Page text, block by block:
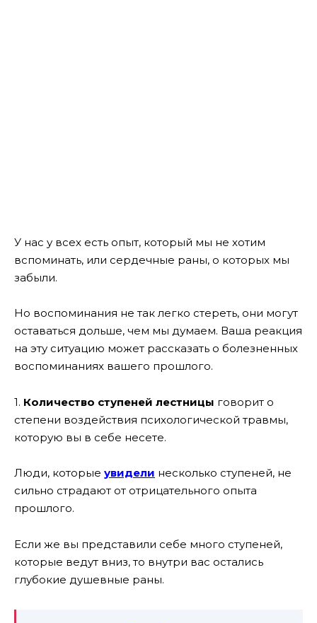
У нас у всех есть опыт, который мы не хотим
вспоминать, или сердечные раны, о которых мы
забыли.
Но воспоминания не так легко стереть, они могут
оставаться дольше, чем мы думаем. Ваша реакция
на эту ситуацию может рассказать о болезненных
воспоминаниях вашего прошлого.
1. Количество ступеней лестницы говорит о
степени воздействия психологической травмы,
которую вы в себе несете.
Люди, которые увидели несколько ступеней, не
сильно страдают от отрицательного опыта
прошлого.
Если же вы представили себе много ступеней,
которые ведут вниз, то внутри вас остались
глубокие душевные раны.